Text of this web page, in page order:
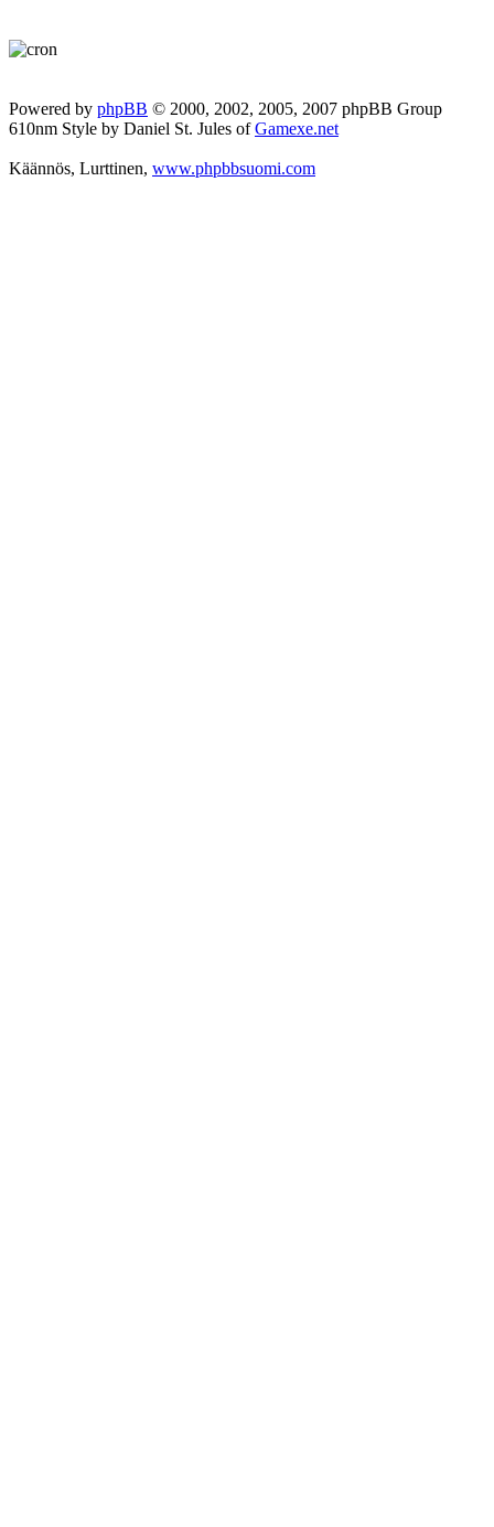
Powered by phpBB © 2000, 2002, 2005, 2007 phpBB Group
610nm Style by Daniel St. Jules ofGamexe.net
Käännös, Lurttinen, www.phpbbsuomi.com